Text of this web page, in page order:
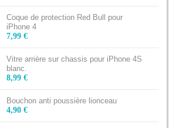
Coque de protection Red Bull pour
iPhone 4
7,99 €
Vitre arrière sur chassis pour iPhone 4S
blanc.
8,99 €
Bouchon anti poussière lionceau
4,90 €